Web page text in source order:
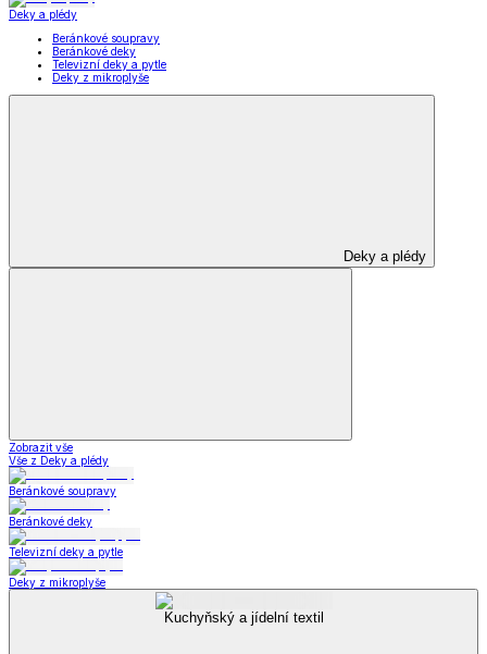
Deky a plédy
Beránkové soupravy
Beránkové deky
Televizní deky a pytle
Deky z mikroplyše
Deky a plédy
Zobrazit vše
Vše z Deky a plédy
Beránkové soupravy
Beránkové deky
Televizní deky a pytle
Deky z mikroplyše
Kuchyňský a jídelní textil